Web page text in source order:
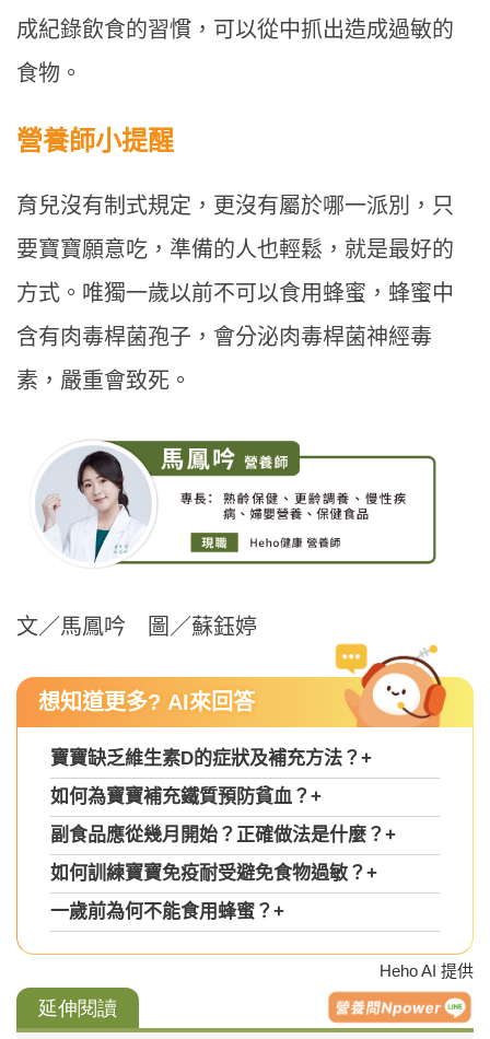
成紀錄飲食的習慣，可以從中抓出造成過敏的
食物。
營養師小提醒
育兒沒有制式規定，更沒有屬於哪一派別，只
要寶寶願意吃，準備的人也輕鬆，就是最好的
方式。唯獨一歲以前不可以食用蜂蜜，蜂蜜中
含有肉毒桿菌孢子，會分泌肉毒桿菌神經毒
素，嚴重會致死。
文／馬鳳吟 圖／蘇鈺婷
想知道更多? AI來回答
寶寶缺乏維生素D的症狀及補充方法？+
如何為寶寶補充鐵質預防貧血？+
副食品應從幾月開始？正確做法是什麼？+
如何訓練寶寶免疫耐受避免食物過敏？+
一歲前為何不能食用蜂蜜？+
Heho AI 提供